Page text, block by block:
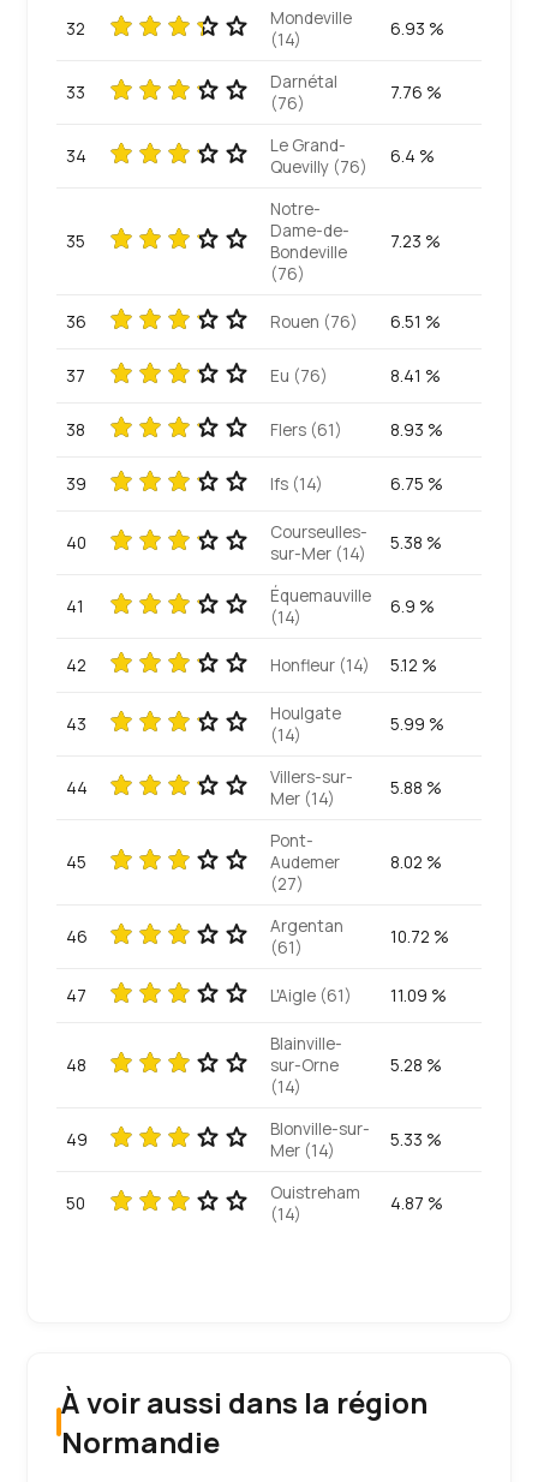
32
Mondeville
(14)
6.93 %
33
Darnétal
(76)
7.76 %
34
Le Grand-
Quevilly (76)
6.4 %
35
Notre-
Dame-de-
Bondeville
(76)
7.23 %
36 Rouen (76) 6.51 %
37 Eu (76) 8.41 %
38 Flers (61) 8.93 %
39 Ifs (14) 6.75 %
40
Courseulles-
sur-Mer (14)
5.38 %
41
Équemauville
(14)
6.9 %
42 Honfleur (14) 5.12 %
43
Houlgate
(14)
5.99 %
44
Villers-sur-
Mer (14)
5.88 %
45
Pont-
Audemer
(27)
8.02 %
46
Argentan
(61)
10.72 %
47 L'Aigle (61) 11.09 %
48
Blainville-
sur-Orne
(14)
5.28 %
49
Blonville-sur-
Mer (14)
5.33 %
50
Ouistreham
(14)
4.87 %
À voir aussi dans la région
Normandie